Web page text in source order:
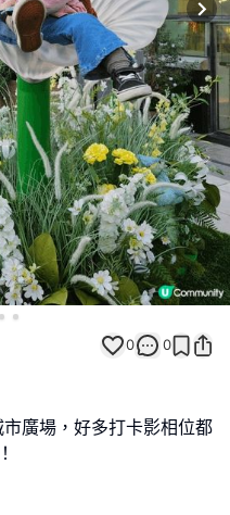
0 0
廣場，好多打卡影相位都